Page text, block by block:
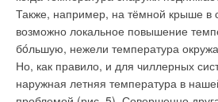
Также, например, на тёмной крыше в
возможно локальное повышение
бóльшую, нежели температура
Но, как правило, и для чиллерных
наружная летняя температура в